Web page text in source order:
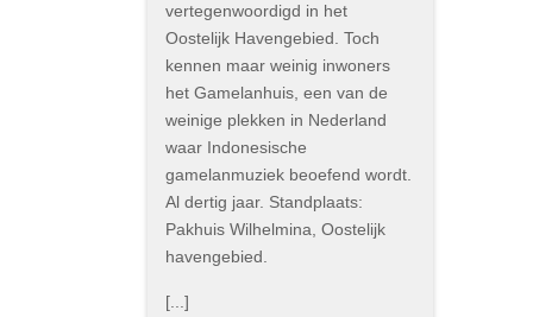
vertegenwoordigd in het
Oostelijk Havengebied. Toch
kennen maar weinig inwoners
het Gamelanhuis, een van de
weinige plekken in Nederland
waar Indonesische
gamelanmuziek beoefend wordt.
Al dertig jaar. Standplaats:
Pakhuis Wilhelmina, Oostelijk
havengebied.
[...]